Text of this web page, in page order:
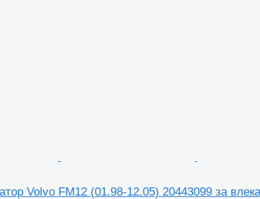
Volvo FM12 (01.98-12.05) 20443099 за